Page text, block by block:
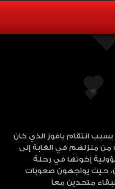
انتقام يافوز الذي كان
منزلهم في الغابة إلى
إخوتها في رحلة
حيث يواجهون صعوبات
متحدين معاً